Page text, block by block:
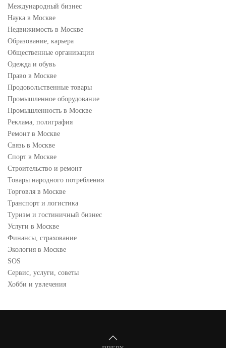
Международный бизнес
Наука в Москве
Недвижимость в Москве
Образование, карьера
Общественные организации
Одежда и обувь
Право в Москве
Продовольственные товары
Промышленное оборудование
Промышленность в Москве
Реклама, полиграфия
Ремонт в Москве
Связь в Москве
Спорт в Москве
Строительство и ремонт
Товары народного потребления
Торговля в Москве
Транспорт и логистика
Туризм и гостиничный бизнес
Услуги в Москве
Финансы, страхование
Экология в Москве
SOS
Сервис, услуги, советы
Хобби и увлечения